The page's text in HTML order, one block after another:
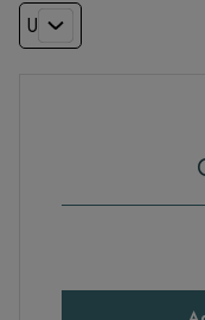
U